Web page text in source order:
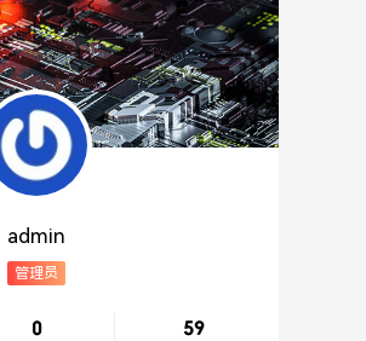
admin
管理员
0 59